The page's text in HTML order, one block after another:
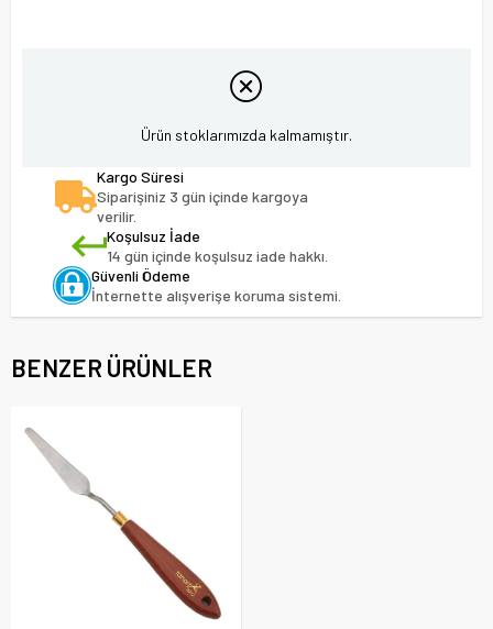
Ürün stoklarımızda kalmamıştır.
Kargo Süresi
Siparişiniz 3 gün içinde kargoya
verilir.
Koşulsuz İade
14 gün içinde koşulsuz iade hakkı.
Güvenli Ödeme
İnternette alışverişe koruma sistemi.
BENZER ÜRÜNLER